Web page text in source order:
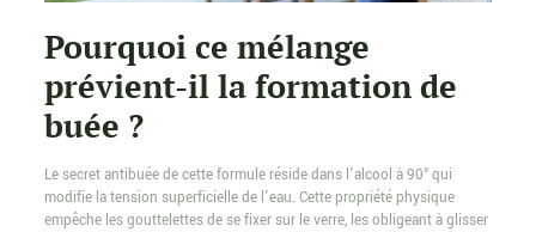
Pourquoi ce mélange
prévient-il la formation de
buée ?
Le secret antibuée de cette formule réside dans l’alcool à 90° qui
modifie la tension superficielle de l’eau. Cette propriété physique
empêche les gouttelettes de se fixer sur le verre, les obligeant à glisser